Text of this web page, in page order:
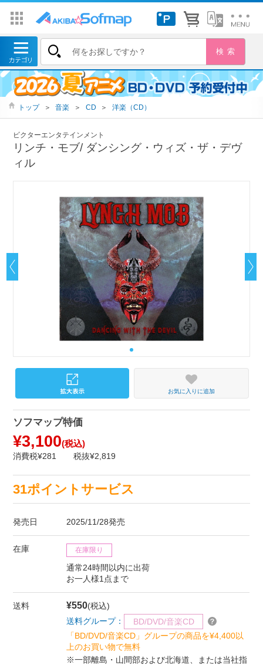
トップ ＞ 音楽 ＞ CD ＞ 洋楽（CD）
ビクターエンタテインメント
リンチ・モブ/ ダンシング・ウィズ・ザ・デヴ
ィル
お気に入りに追加
ソフマップ特価
¥3,100(税込)
消費税¥281 税抜¥2,819
31ポイントサービス
発売日 2025/11/28発売
在庫 在庫限り
通常24時間以内に出荷
お一人様1点まで
送料 ¥550(税込)
送料グループ：
BD/DVD/音楽CD
「BD/DVD/音楽CD」グループの商品を¥4,400以
上のお買い物で無料
※一部離島・山間部および北海道、または当社指